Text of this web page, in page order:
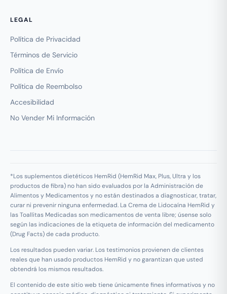
LEGAL
Política de Privacidad
Términos de Servicio
Política de Envío
Política de Reembolso
Accesibilidad
No Vender Mi Información
*Los suplementos dietéticos HemRid (HemRid Max, Plus, Ultra y los
productos de fibra) no han sido evaluados por la Administración de
Alimentos y Medicamentos y no están destinados a diagnosticar, tratar,
curar ni prevenir ninguna enfermedad. La Crema de Lidocaína HemRid y
las Toallitas Medicadas son medicamentos de venta libre; úsense solo
según las indicaciones de la etiqueta de información del medicamento
(Drug Facts) de cada producto.
Los resultados pueden variar. Los testimonios provienen de clientes
reales que han usado productos HemRid y no garantizan que usted
obtendrá los mismos resultados.
El contenido de este sitio web tiene únicamente fines informativos y no